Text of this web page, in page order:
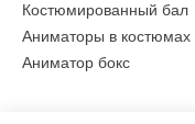
Костюмированный бал
Аниматоры в костюмах
Аниматор бокс